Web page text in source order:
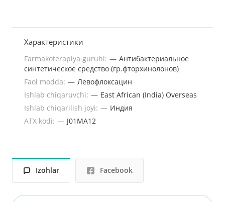
Характеристики
Farmakoterapiya guruhi: — Антибактериальное
синтетическое средство (гр.фторхинолонов)
Faol modda: — Левофлоксацин
Ishlab chiqaruvchi: — East African (India) Overseas
Ishlab chiqarilish joyi: — Индия
ATX kodi: — J01MA12
Izohlar Facebook